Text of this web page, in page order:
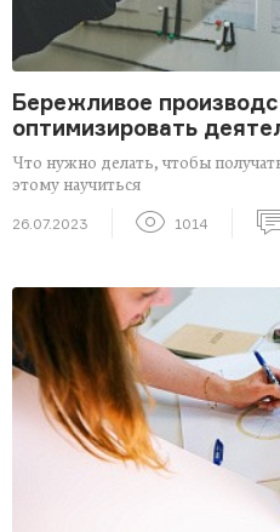
Бережливое
оптимизировать
Что нужно делать, чтобы
этому научиться
26.07.2023 1014